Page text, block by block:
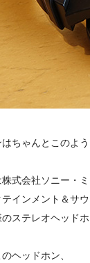
ちゃんとこのよう
式会社ソニー・
インメント＆サ
ステレオヘッドホ
ヘッドホン、